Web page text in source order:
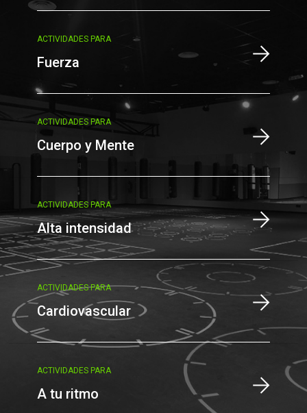
ACTIVIDADES PARA
Fuerza
ACTIVIDADES PARA
Cuerpo y Mente
ACTIVIDADES PARA
Alta intensidad
ACTIVIDADES PARA
Cardiovascular
ACTIVIDADES PARA
A tu ritmo